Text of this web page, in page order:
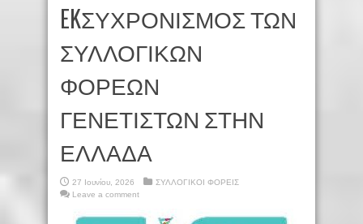
EKΣΥΧΡΟΝΙΣΜΟΣ ΤΩΝ
ΣΥΛΛΟΓΙΚΩΝ
ΦΟΡΕΩΝ
ΓΕΝΕΤΙΣΤΩΝ ΣΤΗΝ
ΕΛΛΑΔΑ
27 Ιουνίου, 2026
ΣΥΛΛΟΓΙΚΟΙ ΦΟΡΕΙΣ
Leave a comment